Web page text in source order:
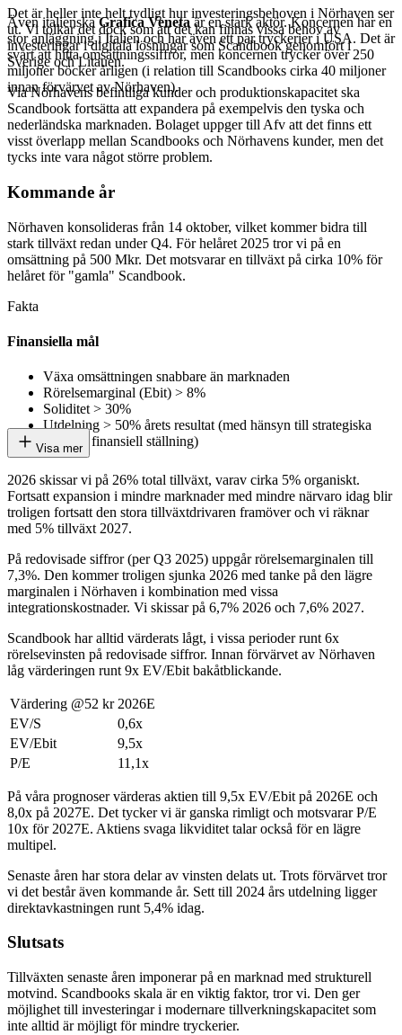
Även italienskaGrafica Venetaär en stark aktör. Koncernen har en
stor anläggning i Italien och har även ett par tryckerier i USA. Det är
svårt att hitta omsättningssiffror, men koncernen trycker över 250
miljoner böcker årligen (i relation till Scandbooks cirka 40 miljoner
innan förvärvet av Nörhaven).
Det är heller inte helt tydligt hur investeringsbehoven i Nörhaven ser
ut. Vi tolkar det dock som att det kan finnas vissa behov av
investeringar i digitala lösningar som Scandbook genomfört i
Sverige och Litauen.
Via Nörhavens befintliga kunder och produktionskapacitet ska
Scandbook fortsätta att expandera på exempelvis den tyska och
nederländska marknaden. Bolaget uppger till Afv att det finns ett
visst överlapp mellan Scandbooks och Nörhavens kunder, men det
tycks inte vara något större problem.
Kommande år
Nörhaven konsolideras från 14 oktober, vilket kommer bidra till
stark tillväxt redan under Q4. För helåret 2025 tror vi på en
omsättning på 500 Mkr. Det motsvarar en tillväxt på cirka 10% för
helåret för "gamla" Scandbook.
Fakta
Finansiella mål
Växa omsättningen snabbare än marknaden
Rörelsemarginal (Ebit) > 8%
Soliditet > 30%
Utdelning > 50% årets resultat (med hänsyn till strategiska
mål och finansiell ställning)
Visa mer
2026 skissar vi på 26% total tillväxt, varav cirka 5% organiskt.
Fortsatt expansion i mindre marknader med mindre närvaro idag blir
troligen fortsatt den stora tillväxtdrivaren framöver och vi räknar
med 5% tillväxt 2027.
På redovisade siffror (per Q3 2025) uppgår rörelsemarginalen till
7,3%. Den kommer troligen sjunka 2026 med tanke på den lägre
marginalen i Nörhaven i kombination med vissa
integrationskostnader. Vi skissar på 6,7% 2026 och 7,6% 2027.
Scandbook har alltid värderats lågt, i vissa perioder runt 6x
rörelsevinsten på redovisade siffror. Innan förvärvet av Nörhaven
låg värderingen runt 9x EV/Ebit bakåtblickande.
Värdering @52 kr 2026E
EV/S
0,6x
EV/Ebit
9,5x
P/E
11,1x
På våra prognoser värderas aktien till 9,5x EV/Ebit på 2026E och
8,0x på 2027E. Det tycker vi är ganska rimligt och motsvarar P/E
10x för 2027E. Aktiens svaga likviditet talar också för en lägre
multipel.
Senaste åren har stora delar av vinsten delats ut. Trots förvärvet tror
vi det består även kommande år. Sett till 2024 års utdelning ligger
direktavkastningen runt 5,4% idag.
Slutsats
Tillväxten senaste åren imponerar på en marknad med strukturell
motvind. Scandbooks skala är en viktig faktor, tror vi. Den ger
möjlighet till investeringar i modernare tillverkningskapacitet som
inte alltid är möjligt för mindre tryckerier.